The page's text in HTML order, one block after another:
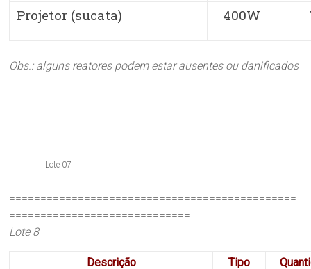
Projetor (sucata) 400W
Obs.: alguns reatores podem estar ausentes ou danificados
Lote 07
==============================================
=============================
Lote 8
Descrição Tipo